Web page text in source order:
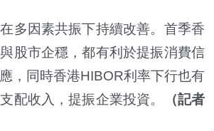
多因素共振下持續改善。首季香
股市企穩，都有利於提振消費信
，同時香港HIBOR利率下行也有
配收入，提振企業投資。
（記者